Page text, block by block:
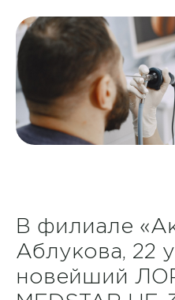
ОМС
Врачи
Новости
Комплексы
ЗАКАЗАТЬ ЗВОНОК
ЗАПИСЬ ОНЛАЙН
В филиале
Аблукова, 22
новейший